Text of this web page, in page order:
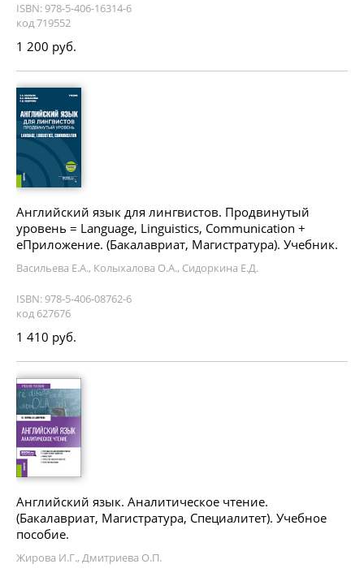
ISBN: 978-5-406-16314-6
код 719552
1 200 руб.
Английский язык для лингвистов. Продвинутый
уровень = Language, Linguistics, Communication +
еПриложение. (Бакалавриат, Магистратура). Учебник.
Васильева Е.А., Колыхалова О.А., Сидоркина Е.Д.
ISBN: 978-5-406-08762-6
код 627676
1 410 руб.
Английский язык. Аналитическое чтение.
(Бакалавриат, Магистратура, Специалитет). Учебное
пособие.
Жирова И.Г., Дмитриева О.П.